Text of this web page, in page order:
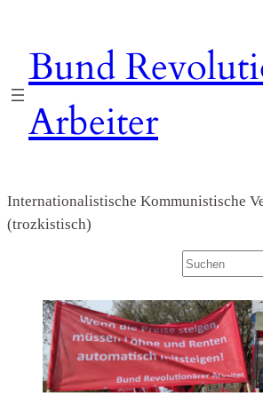
springen
Bund
Arbeiter
Internationalistische Kommunistische
(trozkistisch)
S
c
h
e
n